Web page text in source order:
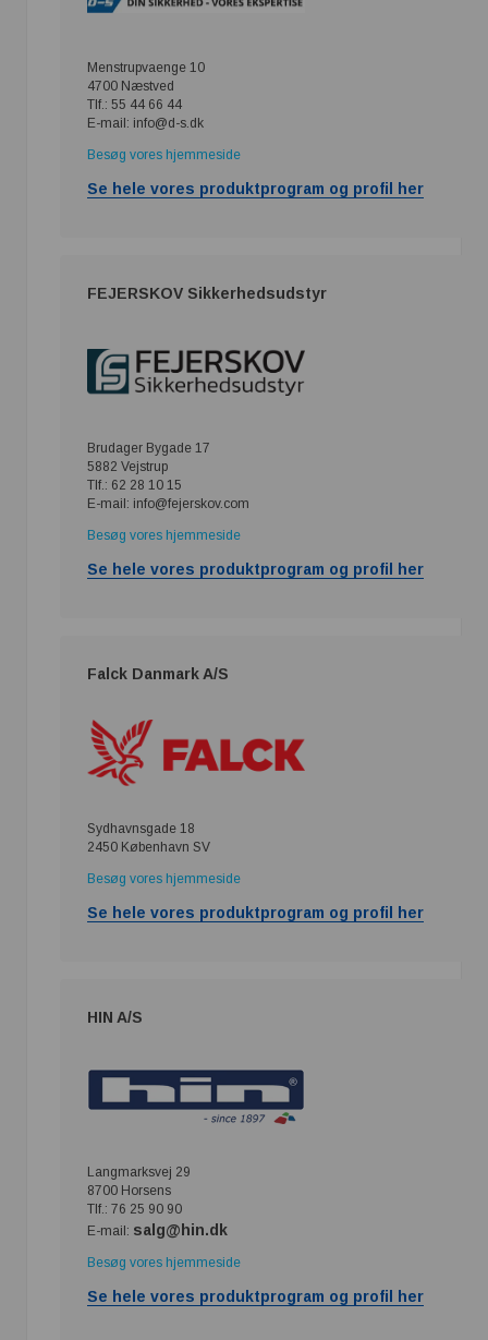
Menstrupvaenge 10
4700 Næstved
Tlf.: 55 44 66 44
E-mail: info@d-s.dk
Besøg vores hjemmeside
Se hele vores produktprogram og profil her
FEJERSKOV Sikkerhedsudstyr
Brudager Bygade 17
5882 Vejstrup
Tlf.: 62 28 10 15
E-mail: info@fejerskov.com
Besøg vores hjemmeside
Se hele vores produktprogram og profil her
Falck Danmark A/S
Sydhavnsgade 18
2450 København SV
Besøg vores hjemmeside
Se hele vores produktprogram og profil her
HIN A/S
Langmarksvej 29
8700 Horsens
Tlf.: 76 25 90 90
E-mail: salg@hin.dk
Besøg vores hjemmeside
Se hele vores produktprogram og profil her